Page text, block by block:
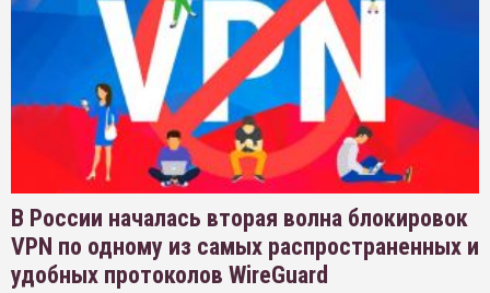
В России началась вторая волна блокировок
VPN по одному из самых распространенных и
удобных протоколов WireGuard